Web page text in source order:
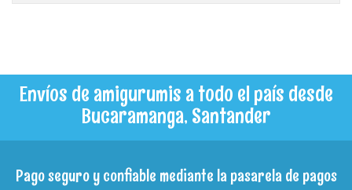
Envíos de amigurumis a todo el país desde
Bucaramanga, Santander
Pago seguro y confiable mediante la pasarela de pagos